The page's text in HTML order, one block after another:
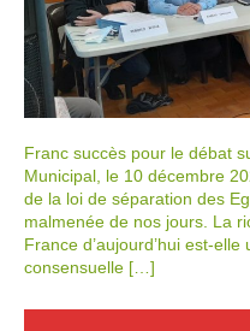
Franc succès pour le débat
Municipal, le 10 décembre
de la loi de séparation des
malmenée de nos jours. La
France d’aujourd’hui est-
consensuelle […]